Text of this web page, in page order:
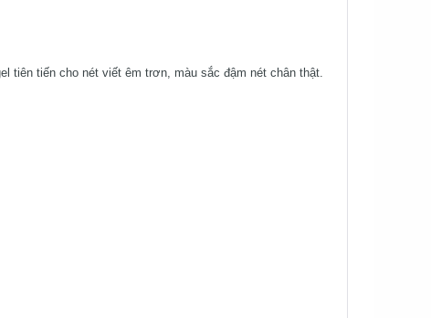
tiên tiến cho nét viết êm trơn, màu sắc đậm nét chân thật.